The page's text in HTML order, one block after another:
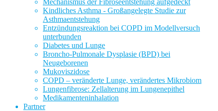
Mechanismus der Fibroseentstehung aufgedeckt
Kindliches Asthma - Großangelegte Studie zur
Asthmaentstehung
Entzündungsreaktion bei COPD im Modellversuch
unterbunden
Diabetes und Lunge
Broncho-Pulmonale Dysplasie (BPD) bei
Neugeborenen
Mukoviszidose
COPD – veränderte Lunge, verändertes Mikrobiom
Lungenfibrose: Zellalterung im Lungenepithel
Medikamenteninhalation
Partner